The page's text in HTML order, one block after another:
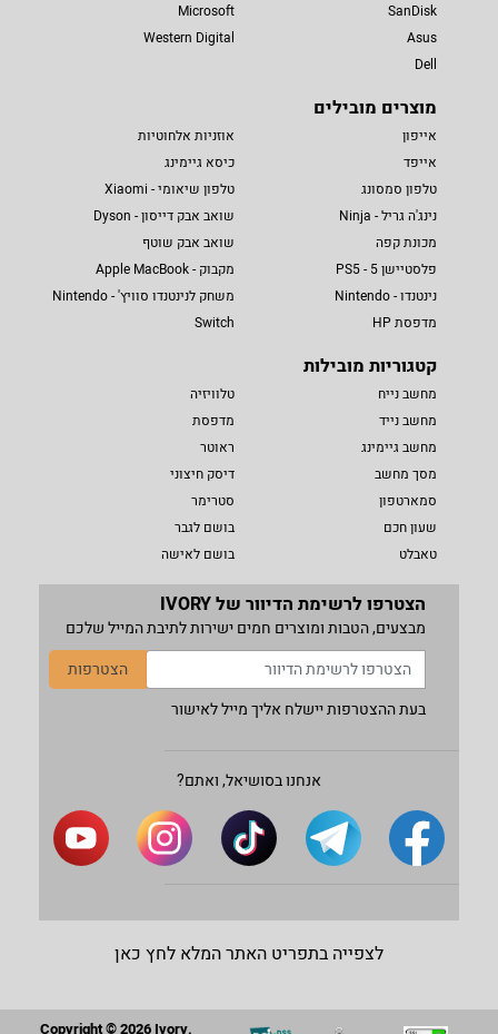
SanDisk
Asus
Dell
Microsoft
Western Digital
מוצרים מובילים
אייפון
אייפד
טלפון סמסונג
נינג'ה גריל - Ninja
מכונת קפה
פלסטיישן 5 - PS5
נינטנדו - Nintendo
מדפסת HP
אוזניות אלחוטיות
כיסא גיימינג
טלפון שיאומי - Xiaomi
שואב אבק דייסון - Dyson
שואב אבק שוטף
מקבוק - Apple MacBook
משחק לנינטנדו סוויץ' - Nintendo
Switch
קטגוריות מובילות
מחשב נייח
מחשב נייד
מחשב גיימינג
מסך מחשב
סמארטפון
שעון חכם
טאבלט
טלוויזיה
מדפסת
ראוטר
דיסק חיצוני
סטרימר
בושם לגבר
בושם לאישה
הצטרפו לרשימת הדיוור של IVORY
מבצעים, הטבות ומוצרים חמים ישירות לתיבת המייל שלכם
הצטרפות
בעת ההצטרפות יישלח אליך מייל לאישור
אנחנו בסושיאל, ואתם?
לצפייה בתפריט האתר המלא לחץ כאן
Copyright © 2026 Ivory.